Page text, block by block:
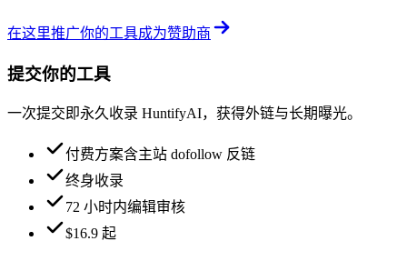
在这里推广你的工具成为赞助商
提交你的工具
一次提交即永久收录 HuntifyAI，获得外链与长期曝光。
付费方案含主站 dofollow 反链
终身收录
72 小时内编辑审核
$16.9 起